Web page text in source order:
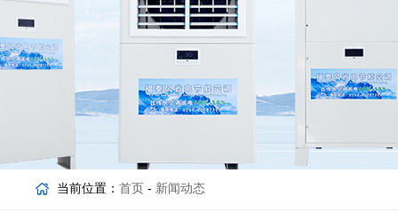
当前位置： 首页 - 新闻动态